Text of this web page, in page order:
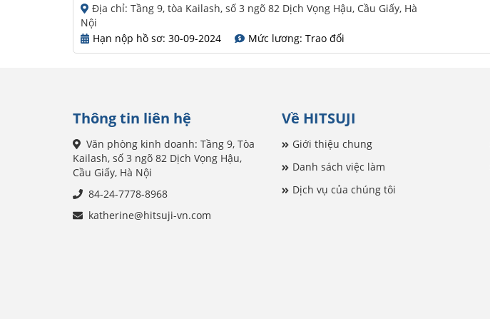
Địa chỉ: Tầng 9, tòa Kailash, số 3 ngõ 82 Dịch Vọng Hậu, Cầu Giấy, Hà
Nội
Hạn nộp hồ sơ: 30-09-2024
Mức lương: Trao đổi
Thông tin liên hệ
Văn phòng kinh doanh: Tầng 9, Tòa
Kailash, số 3 ngõ 82 Dịch Vọng Hậu,
Cầu Giấy, Hà Nội
84-24-7778-8968
katherine@hitsuji-vn.com
Về HITSUJI
Giới thiệu chung
Danh sách việc làm
Dịch vụ của chúng tôi